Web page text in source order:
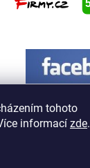
tohoto
informací zde.